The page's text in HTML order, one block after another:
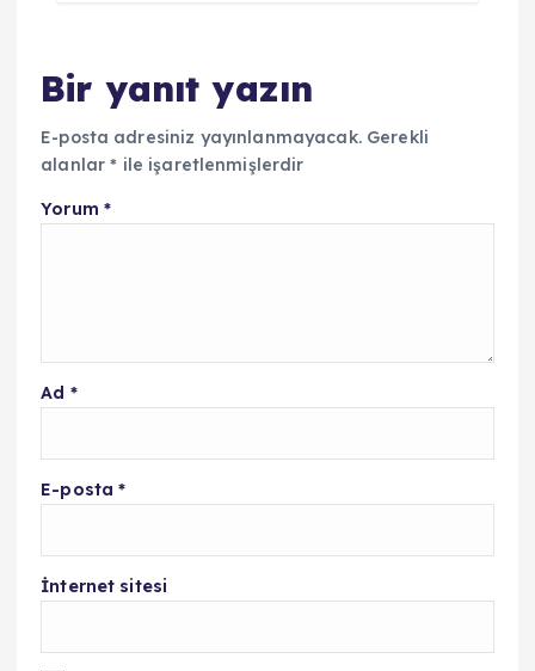
Bir yanıt yazın
E-posta adresiniz yayınlanmayacak. Gerekli
alanlar* ile işaretlenmişlerdir
Yorum *
Ad *
E-posta*
İnternet sitesi